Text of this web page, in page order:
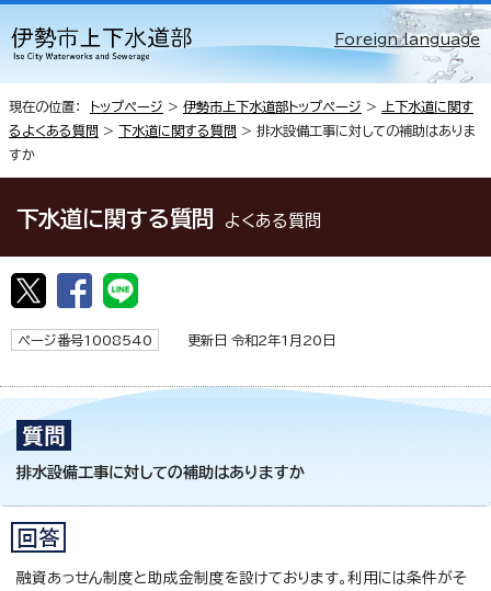
Foreign language
現在の位置： トップページ > 伊勢市上下水道部トップページ >
上下水道に関す
るよくある質問 > 下水道に関する質問 > 排水設備工事に対しての補助はありま
すか
下水道に関する質問 よくある質問
ページ番号1008540 更新日 令和2年1月20日
排水設備工事に対しての補助はありますか
融資あっせん制度と助成金制度を設けております。利用には条件がそ